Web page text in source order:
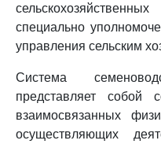
специально
управления сельским
Система
представляет собой
взаимосвязанных
осуществляющих